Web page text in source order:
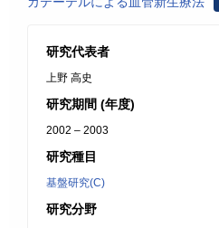
研究代表者
上野 高史
研究期間 (年度)
2002 – 2003
研究種目
基盤研究(C)
研究分野